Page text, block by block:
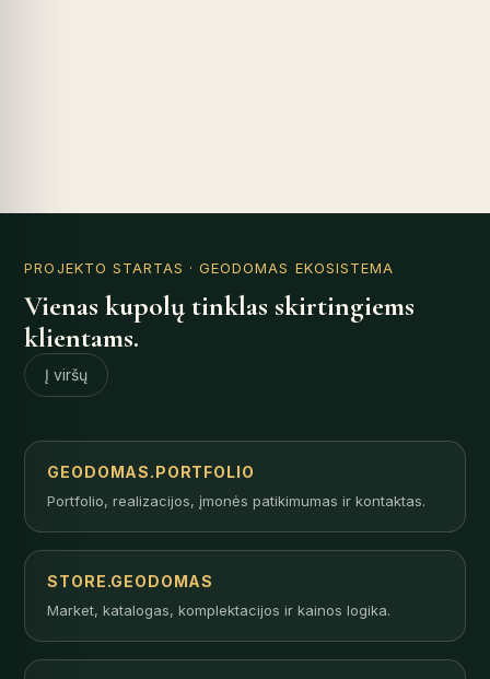
PROJEKTO STARTAS · GEODOMAS EKOSISTEMA
Vienas kupolų tinklas skirtingiems
klientams.
Į viršų
GEODOMAS.PORTFOLIO
Portfolio, realizacijos, įmonės patikimumas ir kontaktas.
STORE.GEODOMAS
Market, katalogas, komplektacijos ir kainos logika.